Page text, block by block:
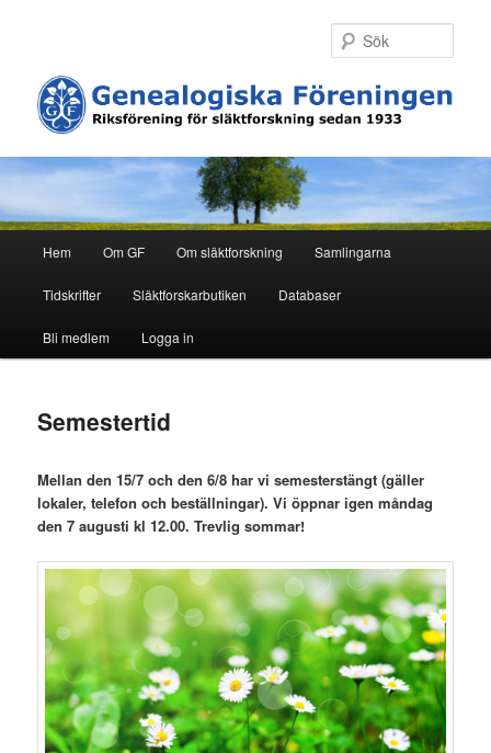
innehåll
m
Hem Om GF Om släktforskning Samlingarna
Tidskrifter Släktforskarbutiken Databaser
Bli medlem Logga in
Semestertid
Mellan den 15/7 och den 6/8 har vi semesterstängt (gäller
lokaler, telefon och beställningar). Vi öppnar igen måndag
den 7 augusti kl 12.00. Trevlig sommar!